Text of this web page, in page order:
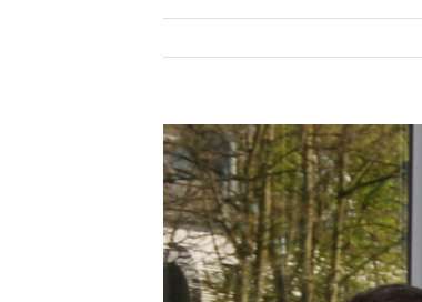
Zeige
grösseres
Bild